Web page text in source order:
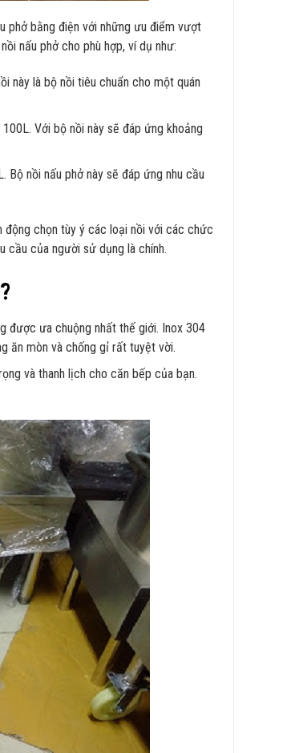
phở bằng điện với những ưu điểm vượt
nấu phở cho phù hợp, ví dụ như:
này là bộ nồi tiêu chuẩn cho một quán
Với bộ nồi này sẽ đáp ứng khoảng
Bộ nồi nấu phở này sẽ đáp ứng nhu cầu
chọn tùy ý các loại nồi với các chức
cầu của người sử dụng là chính.
được ưa chuộng nhất thế giới. Inox 304
ăn mòn và chống gỉ rất tuyệt vời.
và thanh lịch cho căn bếp của bạn.